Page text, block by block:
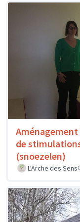
de
(snoezelen)
L'Arche des Sens